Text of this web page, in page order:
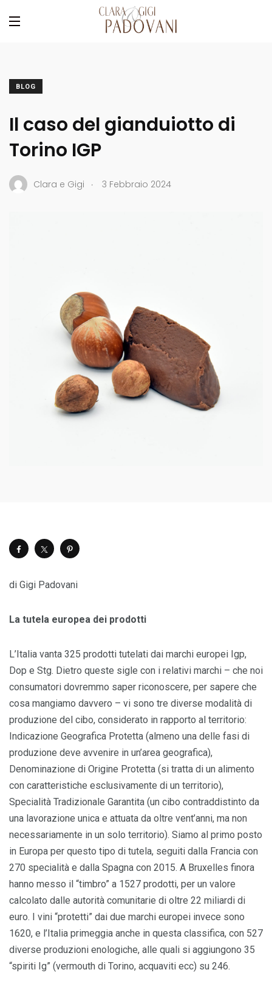
BLOG
Il caso del gianduiotto di
Torino IGP
Clara e Gigi . 3 Febbraio 2024
di Gigi Padovani
La tutela europea dei prodotti
L’Italia vanta 325 prodotti tutelati dai marchi europei Igp,
Dop e Stg. Dietro queste sigle con i relativi marchi – che noi
consumatori dovremmo saper riconoscere, per sapere che
cosa mangiamo davvero – vi sono tre diverse modalità di
produzione del cibo, considerato in rapporto al territorio:
Indicazione Geografica Protetta (almeno una delle fasi di
produzione deve avvenire in un’area geografica),
Denominazione di Origine Protetta (si tratta di un alimento
con caratteristiche esclusivamente di un territorio),
Specialità Tradizionale Garantita (un cibo contraddistinto da
una lavorazione unica e attuata da oltre vent’anni, ma non
necessariamente in un solo territorio). Siamo al primo posto
in Europa per questo tipo di tutela, seguiti dalla Francia con
270 specialità e dalla Spagna con 2015. A Bruxelles finora
hanno messo il “timbro” a 1527 prodotti, per un valore
calcolato dalle autorità comunitarie di oltre 22 miliardi di
euro. I vini “protetti” dai due marchi europei invece sono
1620, e l’Italia primeggia anche in questa classifica, con 527
diverse produzioni enologiche, alle quali si aggiungono 35
“spiriti Ig” (vermouth di Torino, acquaviti ecc) su 246.